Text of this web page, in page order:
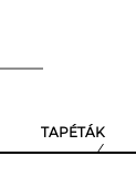
TAPÉTÁK